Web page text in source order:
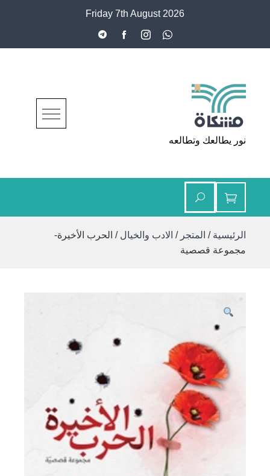
Friday 7th August 2026
مشكاة
نور يطالعك وتطالعه
الرئيسية / المتجر / الادب والخيال / الحرب الأخيرة-
مجموعة قصصية